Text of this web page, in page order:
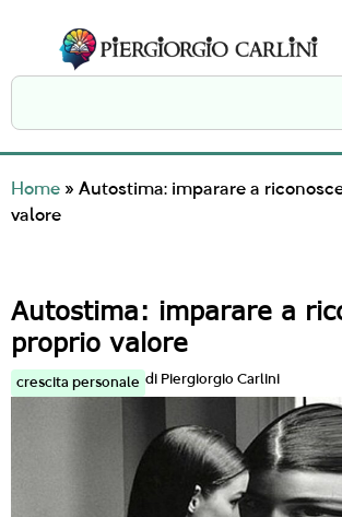
Home » Autostima: imparare a
valore
Autostima: imparare a
proprio valore
crescita personale di Piergiorgio Carlini